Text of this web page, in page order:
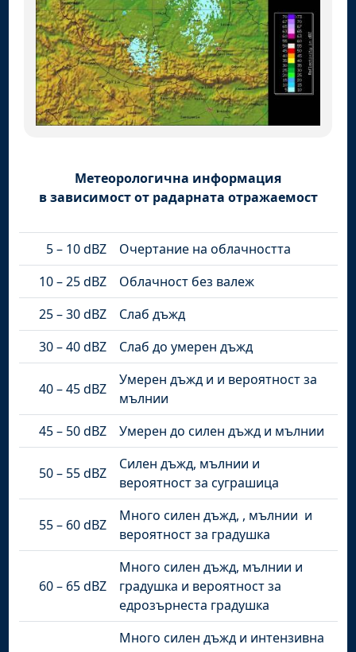
Метеорологична информация
в зависимост от радарната отражаемост
5 – 10 dBZ
Очертание на облачността
10 – 25 dBZ
Облачност без валеж
25 – 30 dBZ
Слаб дъжд
30 – 40 dBZ
Слаб до умерен дъжд
40 – 45 dBZ
Умерен дъжд и и вероятност за
мълнии
45 – 50 dBZ
Умерен до силен дъжд и мълнии
50 – 55 dBZ
Силен дъжд, мълнии и
вероятност за суграшица
55 – 60 dBZ
Много силен дъжд, , мълнии и
вероятност за градушка
60 – 65 dBZ
Много силен дъжд, мълнии и
градушка и вероятност за
едрозърнеста градушка
Много силен дъжд и интензивна